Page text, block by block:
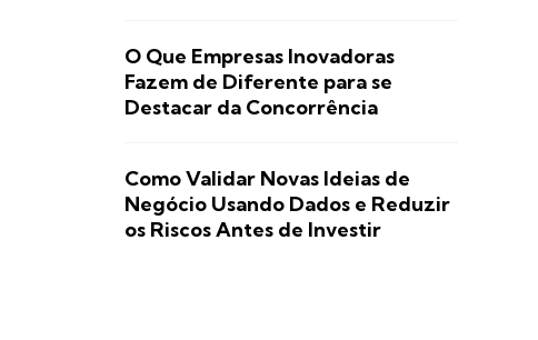
O Que Empresas Inovadoras
Fazem de Diferente para se
Destacar da Concorrência
Como Validar Novas Ideias de
Negócio Usando Dados e Reduzir
os Riscos Antes de Investir